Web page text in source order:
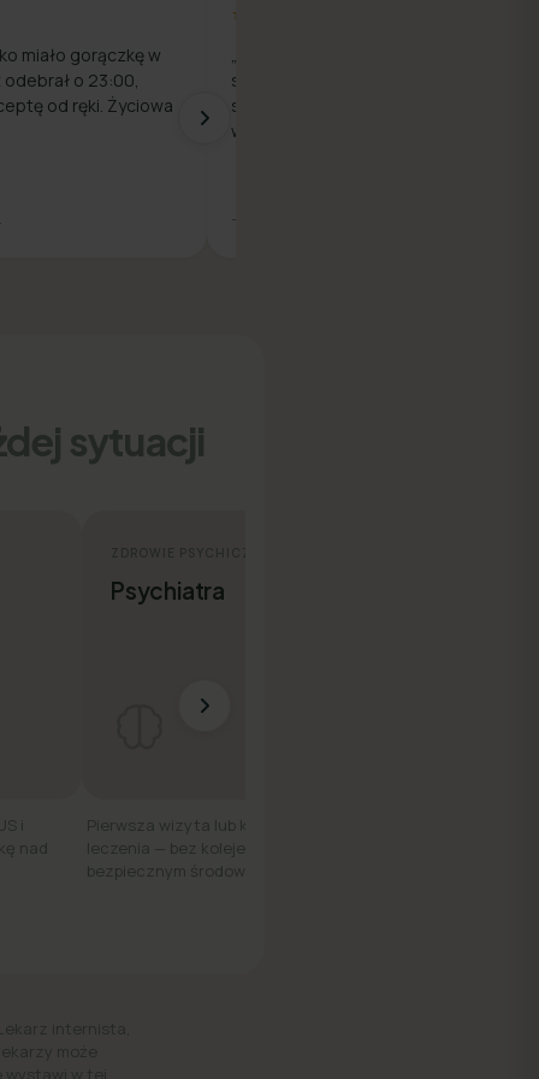
miało gorączkę w
o 23:00,
od ręki. Życiowa
★★★★★
szybka rozmowa z lekarzem i e-
skierowanie na badania. Wszystko
w jednym miejscu."
— Piotr M.
sytuacji
i
nad
Psychiatra
Pierwsza wizyta lub kontynuacja
leczenia — bez kolejek, w
bezpiecznym środowisku.
internista,
może
wystawi w tej